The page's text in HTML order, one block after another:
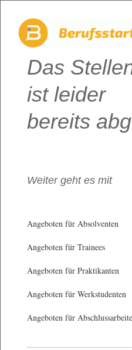
Das
ist leider
bereits
Weiter geht es mit
Angeboten für Absolventen
Angeboten für Trainees
Angeboten für Praktikanten
Angeboten für Werkstudenten
Angeboten für